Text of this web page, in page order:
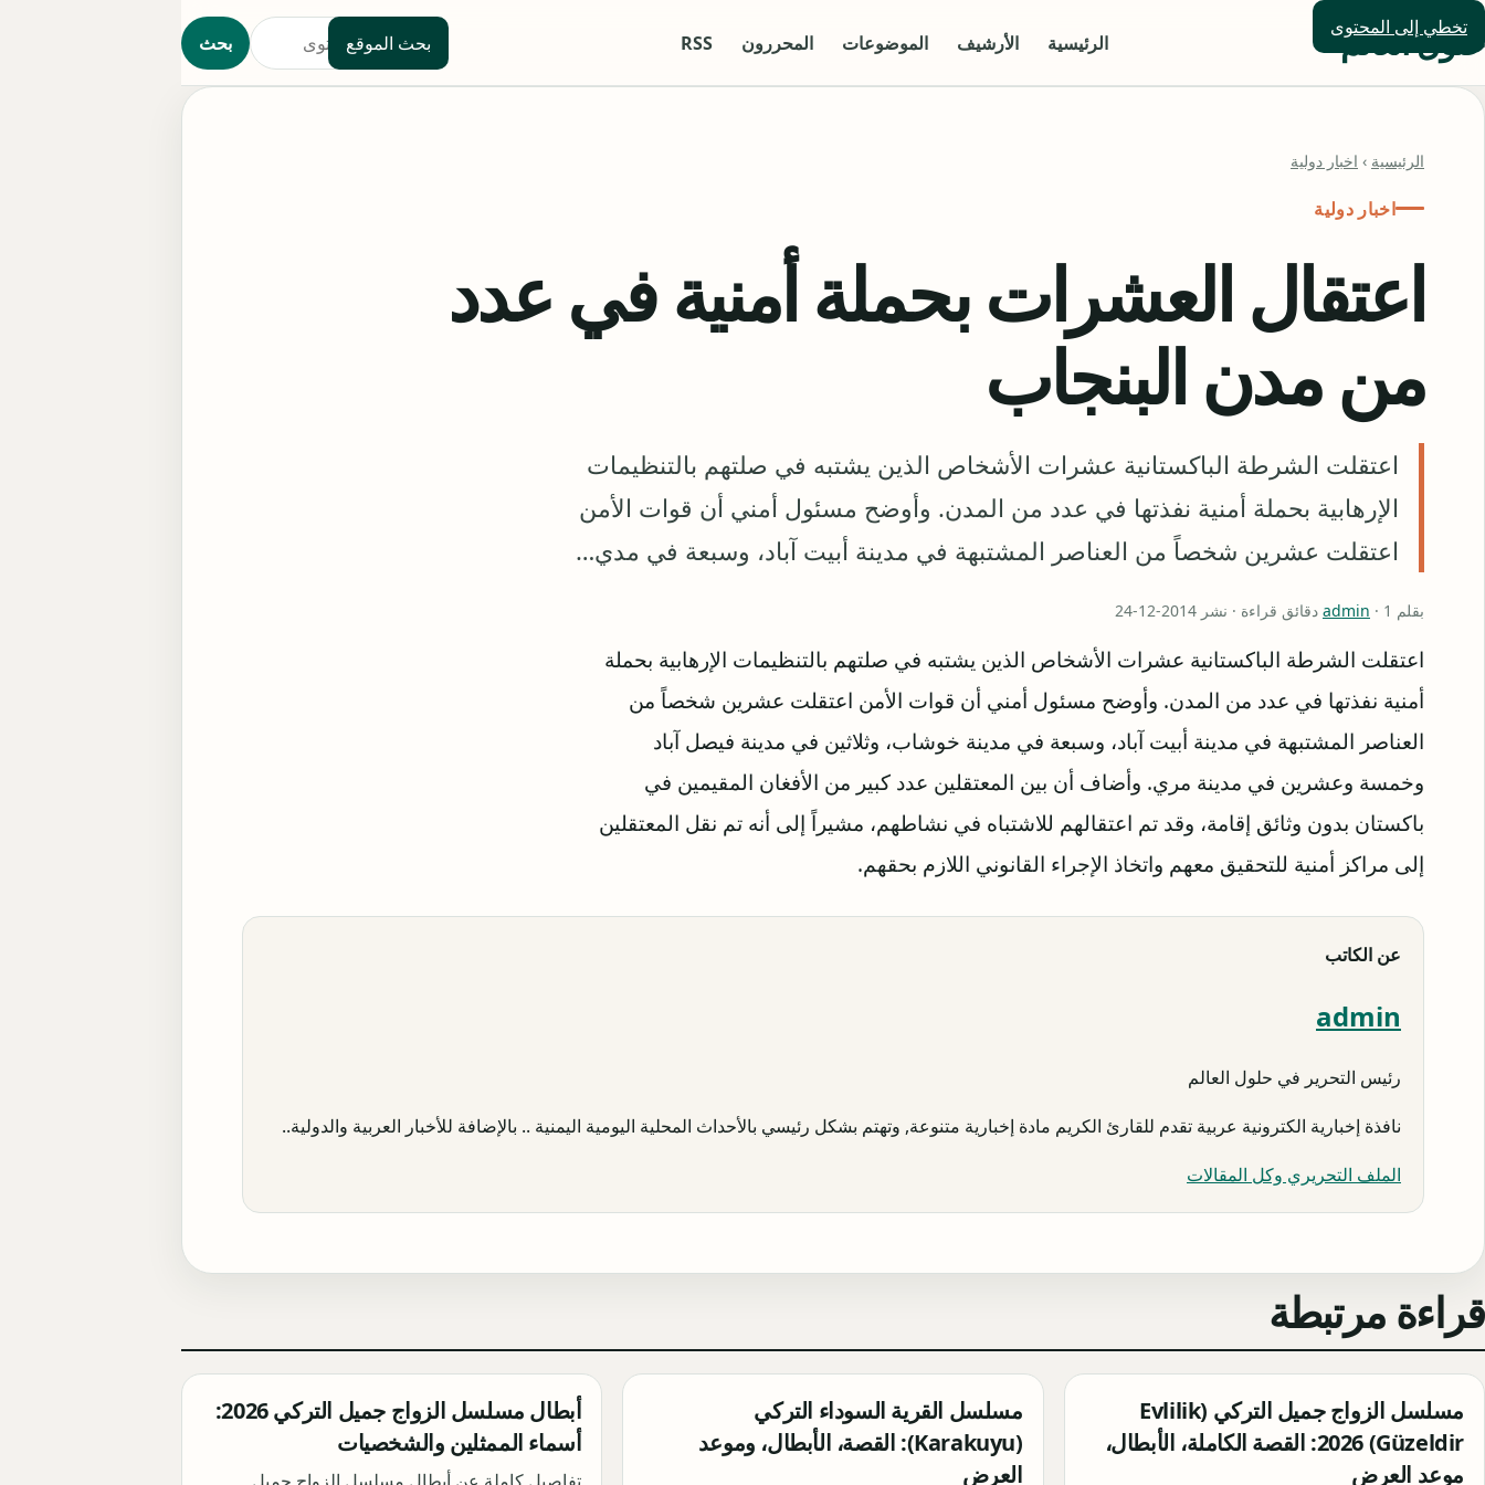
تخطي إلى المحتوى
حلول العالم الرئيسية الأرشيف الموضوعات المحررون RSS بحث الموقع بحث
الرئيسية › اخبار دولية
اخبار دولية
اعتقال العشرات بحملة أمنية في عدد
من مدن البنجاب
اعتقلت الشرطة الباكستانية عشرات الأشخاص الذين يشتبه في صلتهم بالتنظيمات
الإرهابية بحملة أمنية نفذتها في عدد من المدن. وأوضح مسئول أمني أن قوات الأمن
اعتقلت عشرين شخصاً من العناصر المشتبهة في مدينة أبيت آباد، وسبعة في مدي…
بقلم admin · 1 دقائق قراءة · نشر 2014-12-24
اعتقلت الشرطة الباكستانية عشرات الأشخاص الذين يشتبه في صلتهم بالتنظيمات الإرهابية بحملة
أمنية نفذتها في عدد من المدن. وأوضح مسئول أمني أن قوات الأمن اعتقلت عشرين شخصاً من
العناصر المشتبهة في مدينة أبيت آباد، وسبعة في مدينة خوشاب، وثلاثين في مدينة فيصل آباد
وخمسة وعشرين في مدينة مري. وأضاف أن بين المعتقلين عدد كبير من الأفغان المقيمين في
باكستان بدون وثائق إقامة، وقد تم اعتقالهم للاشتباه في نشاطهم، مشيراً إلى أنه تم نقل المعتقلين
إلى مراكز أمنية للتحقيق معهم واتخاذ الإجراء القانوني اللازم بحقهم.
عن الكاتب
admin
رئيس التحرير في حلول العالم
نافذة إخبارية الكترونية عربية تقدم للقارئ الكريم مادة إخبارية متنوعة, وتهتم بشكل رئيسي بالأحداث المحلية اليومية اليمنية .. بالإضافة للأخبار العربية والدولية..
الملف التحريري وكل المقالات
قراءة مرتبطة
مسلسل الزواج جميل التركي (Evlilik
Güzeldir) 2026: القصة الكاملة، الأبطال،
موعد العرض
مسلسل القرية السوداء التركي
(Karakuyu): القصة، الأبطال، وموعد
العرض
أبطال مسلسل الزواج جميل التركي 2026:
أسماء الممثلين والشخصيات
تفاصيل كاملة عن أبطال مسلسل الزواج جميل